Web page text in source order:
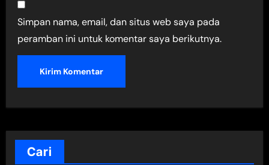
Simpan nama, email, dan situs web saya pada
peramban ini untuk komentar saya berikutnya.
Cari